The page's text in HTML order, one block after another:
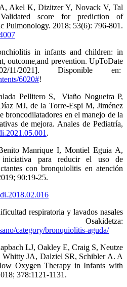
Akel K, Dizitzer Y, Novack V, Tal
score for prediction of
Pulmonology. 2018; 53(6): 796-801.
in infants and children: in
outcome,and prevention. UpToDate
11/2021]. Disponible en:
6020#!
Pellitero S, Viaño Nogueira P,
MJ, de la Torre-Espi M, Jiménez
broncodilatadores en el manejo de la
de mejora. Anales de Pediatría,
.
Manrique I, Montiel Eguia A,
para reducir el uso de
con bronquiolitis en atención
90:19-25.
respiratoria y lavados nasales
category/bronquiolitis-aguda/
LJ, Oakley E, Craig S, Neutze
Whitty JA, Dalziel SR, Schibler A. A
Oxygen Therapy in Infants with
378:1121-1131.